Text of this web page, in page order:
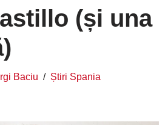
(și una
Baciu Știri Spania